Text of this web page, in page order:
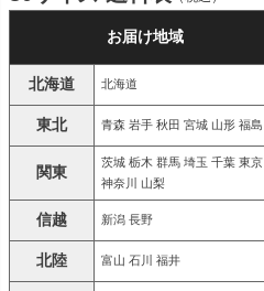
お届け地域
北海道 北海道
東北 青森 岩手 秋田 宮城 山形 福島
関東
茨城 栃木 群馬 埼玉 千葉 東京
神奈川 山梨
信越 新潟 長野
北陸 富山 石川 福井